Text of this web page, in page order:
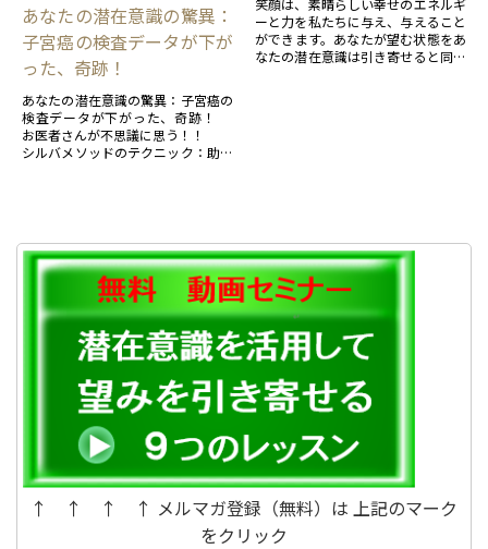
あなたの潜在意識の驚異：
子宮癌の検査データが下が
った、奇跡！
あなたの潜在意識の驚異：子宮癌の
検査データが下がった、奇跡！
お医者さんが不思議に思う！！
シルバメソッドのテクニック：助言
ーと力を私たちに与え、与えること
ができます。あなたが望む状態をあ
なたの潜在意識は引き寄せると同様
↑ ↑ ↑ ↑ メルマガ登録（無料）は 上記のマーク
をクリック